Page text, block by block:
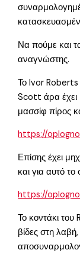
Να πούμε και
αναγνώστης.
Το Ivor Roberts
Scott άρα έχει
μασσίφ πίρος
https://
Επίσης έχει
και για αυτό
https://
Το κοντάκι του
βίδες στη λαβή,